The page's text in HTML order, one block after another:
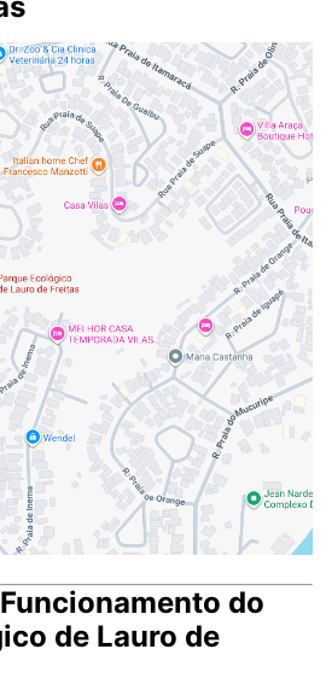
do
de Lauro de